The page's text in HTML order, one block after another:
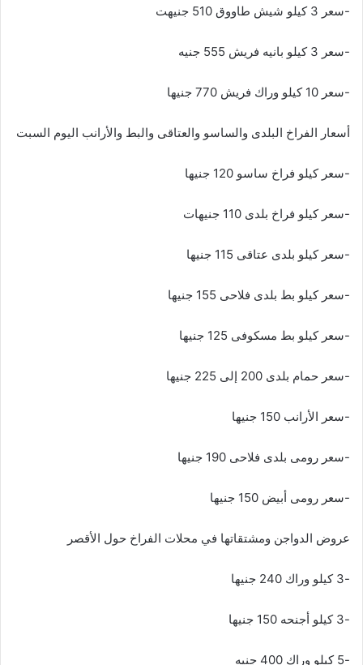
-سعر 3 كيلو شيش طاووق 510 جنيهت
-سعر 3 كيلو بانيه فريش 555 جنيه
-سعر 10 كيلو وراك فريش 770 جنيها
أسعار الفراخ البلدى والساسو والعتاقى والبط والأرانب اليوم السبت
-سعر كيلو فراخ ساسو 120 جنيها
-سعر كيلو فراخ بلدى 110 جنيهات
-سعر كيلو بلدى عتاقى 115 جنيها
-سعر كيلو بط بلدى فلاحى 155 جنيها
-سعر كيلو بط مسكوفى 125 جنيها
-سعر حمام بلدى 200 إلى 225 جنيها
-سعر الأرانب 150 جنيها
-سعر رومى بلدى فلاحى 190 جنيها
-سعر رومى أبيض 150 جنيها
عروض الدواجن ومشتقاتها في محلات الفراخ حول الأقصر
-3 كيلو وراك 240 جنيها
-3 كيلو أجنحه 150 جنيها
-5 كيلو وراك 400 جنيه